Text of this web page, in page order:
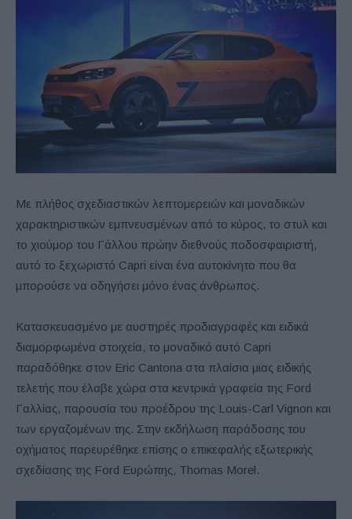
Με πλήθος σχεδιαστικών λεπτομερειών και μοναδικών
χαρακτηριστικών εμπνευσμένων από το κύρος, το στυλ και
το χιούμορ του Γάλλου πρώην διεθνούς ποδοσφαιριστή,
αυτό το ξεχωριστό Capri είναι ένα αυτοκίνητο που θα
μπορούσε να οδηγήσει μόνο ένας άνθρωπος.
Κατασκευασμένο με αυστηρές προδιαγραφές και ειδικά
διαμορφωμένα στοιχεία, το μοναδικό αυτό Capri
παραδόθηκε στον Eric Cantona στα πλαίσια μιας ειδικής
τελετής που έλαβε χώρα στα κεντρικά γραφεία της Ford
Γαλλίας, παρουσία του προέδρου της Louis-Carl Vignon και
των εργαζομένων της. Στην εκδήλωση παράδοσης του
οχήματος παρευρέθηκε επίσης ο επικεφαλής εξωτερικής
σχεδίασης της Ford Ευρώπης, Thomas Morel.